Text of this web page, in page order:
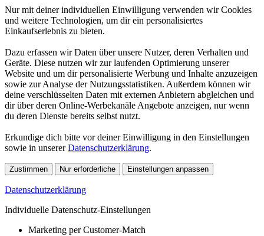
Nur mit deiner individuellen Einwilligung verwenden wir Cookies
und weitere Technologien, um dir ein personalisiertes
Einkaufserlebnis zu bieten.
Dazu erfassen wir Daten über unsere Nutzer, deren Verhalten und
Geräte. Diese nutzen wir zur laufenden Optimierung unserer
Website und um dir personalisierte Werbung und Inhalte anzuzeigen
sowie zur Analyse der Nutzungsstatistiken. Außerdem können wir
deine verschlüsselten Daten mit externen Anbietern abgleichen und
dir über deren Online-Werbekanäle Angebote anzeigen, nur wenn
du deren Dienste bereits selbst nutzt.
Erkundige dich bitte vor deiner Einwilligung in den Einstellungen
sowie in unsererDatenschutzerklärung.
Zustimmen Nur erforderliche Einstellungen anpassen
Datenschutzerklärung
Individuelle Datenschutz-Einstellungen
Marketing per Customer-Match